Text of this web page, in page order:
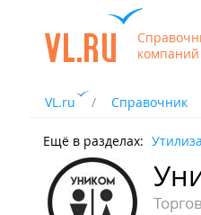
компаний
VL.ru Справочник
Ещё в разделах: